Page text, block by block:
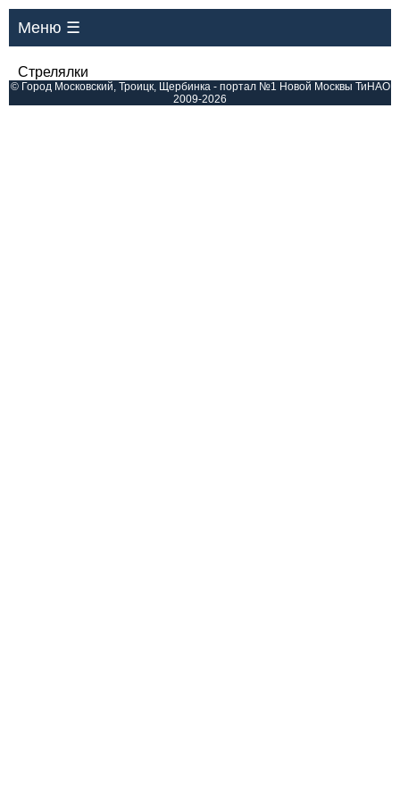
Меню ☰
Стрелялки
© Город Московский, Троицк, Щербинка - портал №1 Новой Москвы ТиНАО
2009-2026